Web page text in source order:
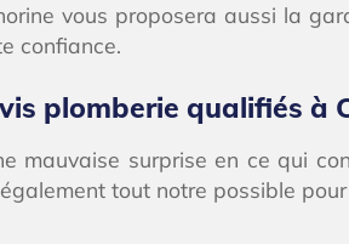
vous proposera aussi la
confiance.
plomberie qualifiés à
mauvaise surprise en ce qui
tout notre possible